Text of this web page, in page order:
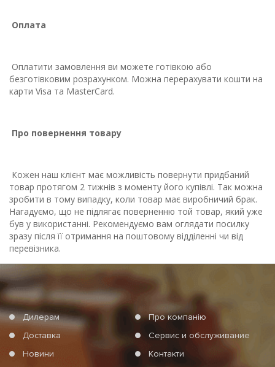
Оплата
Оплатити замовлення ви можете готівкою або
безготівковим розрахунком. Можна перерахувати кошти на
карти Visa та MasterCard.
Про повернення товару
Кожен наш клієнт має можливість повернути придбаний
товар протягом 2 тижнів з моменту його купівлі. Так можна
зробити в тому випадку, коли товар має виробничий брак.
Нагадуємо, що не підлягає поверненню той товар, який уже
був у використанні. Рекомендуємо вам оглядати посилку
зразу після її отримання на поштовому відділенні чи від
перевізника.
Дилерам
Про компанію
Доставка
Сервис и обслуживание
Новини
Контакти